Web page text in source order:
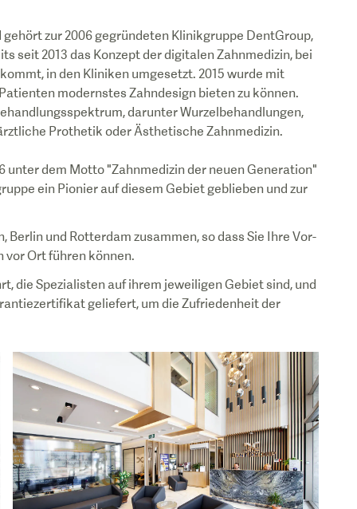
zur 2006 gegründeten Klinikgruppe DentGroup,
seit 2013 das Konzept der digitalen Zahnmedizin, bei
in den Kliniken umgesetzt. 2015 wurde mit
modernstes Zahndesign bieten zu können.
darunter Wurzelbehandlungen,
Prothetik oder Ästhetische Zahnmedizin.
unter dem Motto "Zahnmedizin der neuen Generation"
ein Pionier auf diesem Gebiet geblieben und zur
und Rotterdam zusammen, so dass Sie Ihre Vor-
vor Ort führen können.
die Spezialisten auf ihrem jeweiligen Gebiet sind, und
geliefert, um die Zufriedenheit der